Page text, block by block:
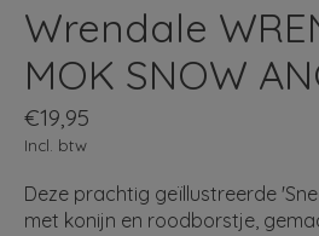
Wrendale
MOK SNOW
€19,95
Incl. btw
Deze prachtig geïllustreerde
met konijn en roodborstje,